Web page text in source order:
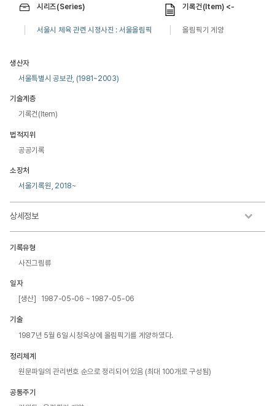
시리즈(Series)
서울시 체육 관련 시정사진 : 서울올림픽
기록건(Item) <-
올림픽기 게양
생산자
서울특별시 공보관, (1981~2003)
기술계층
기록건(Item)
법적지위
공공기록
소장처
서울기록원, 2018~
상세정보
기록유형
사진그림류
일자
[생산] 1987-05-06 ~ 1987-05-06
기술
1987년 5월 6일 시청옥상에 올림픽기를 게양하였다.
정리체계
원문파일의 관리번호 순으로 정리되어 있음 (최대 100개로 구성됨)
공통주기